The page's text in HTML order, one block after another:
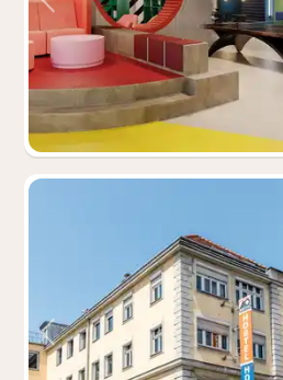
Vorheriges Bild
Vorheriges Bild
Mittag- oder Abendessen
und Gärten von Schonbrunn
in Wien(153)
inkl. Ermäßigungen/Metro(153)
Bus Tour
in der Karlskirche(153)